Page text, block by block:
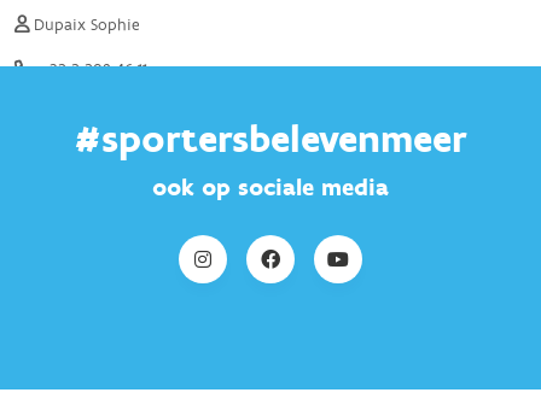
#sportersbelevenmeer
ook op sociale media